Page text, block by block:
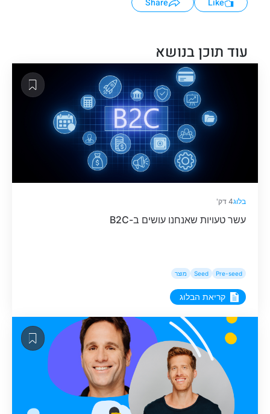
Like
Share
עוד תוכן בנושא
בלוג4 דק'
עשר טעויות שאנחנו עושים ב-B2C
Pre-seed
Seed מוצר
קריאת הבלוג